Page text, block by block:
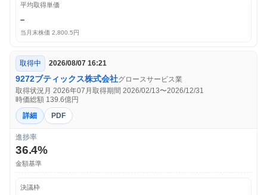
平均取得単価
–
当月末株価 2,800.5円
取得中 2026/08/07 16:21
9272ブティックス株式会社グロースサービス業
取得状況月 2026年07月取得期間 2026/02/13〜2026/12/31
時価総額 139.6億円
詳細
PDF
進捗率
36.4%
金額基準
決議枠